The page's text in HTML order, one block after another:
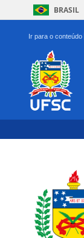
BRASIL
Ir para o conteúdo